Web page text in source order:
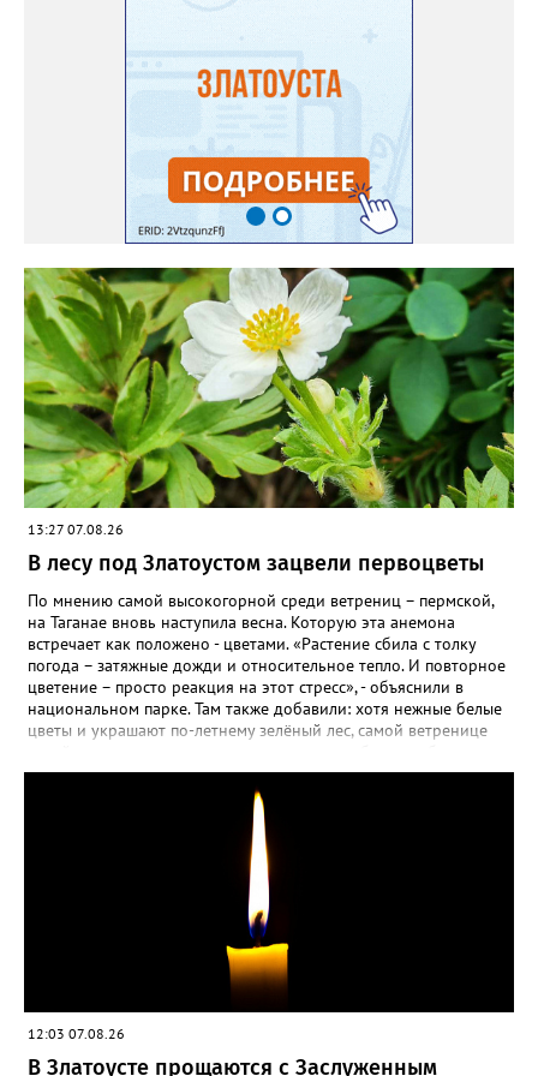
садовод советует сразу убрать семена в холодильник на два
месяца, а место посадки - мульчировать мелкой корой. Семена
самосевом в ней отлично прорастают. Если иногда срезать
сухие цветы и стряхивать семена вокруг куртины, лаванда
весной прорастет сама. Ещё один секрет – этот символ
Прованса не любит «вкусную» почву. Добавляйте в посадочную
яму гравий и песок – требуется хороший дренаж. В первый год
Екатерина рекомендует цветы убирать, чтобы силы куста
пошли на наращивание корневой системы. А со второго года
пусть лаванда цветёт во всю силу! Фото: Екатерина Бойко,
специально для «Златоуст.инфо». Обсуждение новости здесь
ВКОНТАКТЕ https://vk.com/newszlatoust74
13:27 07.08.26
В лесу под Златоустом зацвели первоцветы
По мнению самой высокогорной среди ветрениц – пермской,
на Таганае вновь наступила весна. Которую эта анемона
встречает как положено - цветами. «Растение сбила с толку
погода – затяжные дожди и относительное тепло. И повторное
цветение – просто реакция на этот стресс», - объяснили в
национальном парке. Там также добавили: хотя нежные белые
цветы и украшают по-летнему зелёный лес, самой ветренице
силы перед долгой зимовкой.
12:03 07.08.26
В Златоусте прощаются с Заслуженным